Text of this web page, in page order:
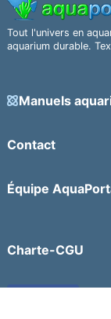
Tout l'univers en
aquarium durable.
Manuels
Contact
Équipe
Charte-CGU